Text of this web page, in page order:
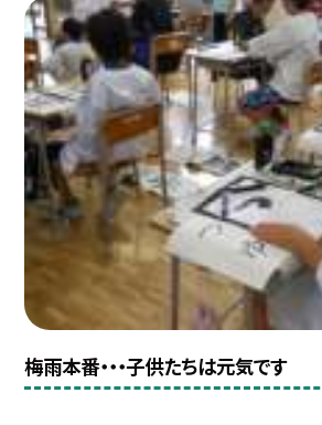
梅雨本番・・・子供たちは元気です